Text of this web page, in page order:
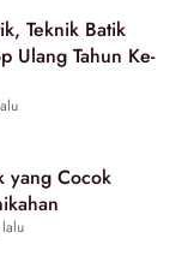
Teknik Batik
Ulang Tahun Ke-
yang Cocok